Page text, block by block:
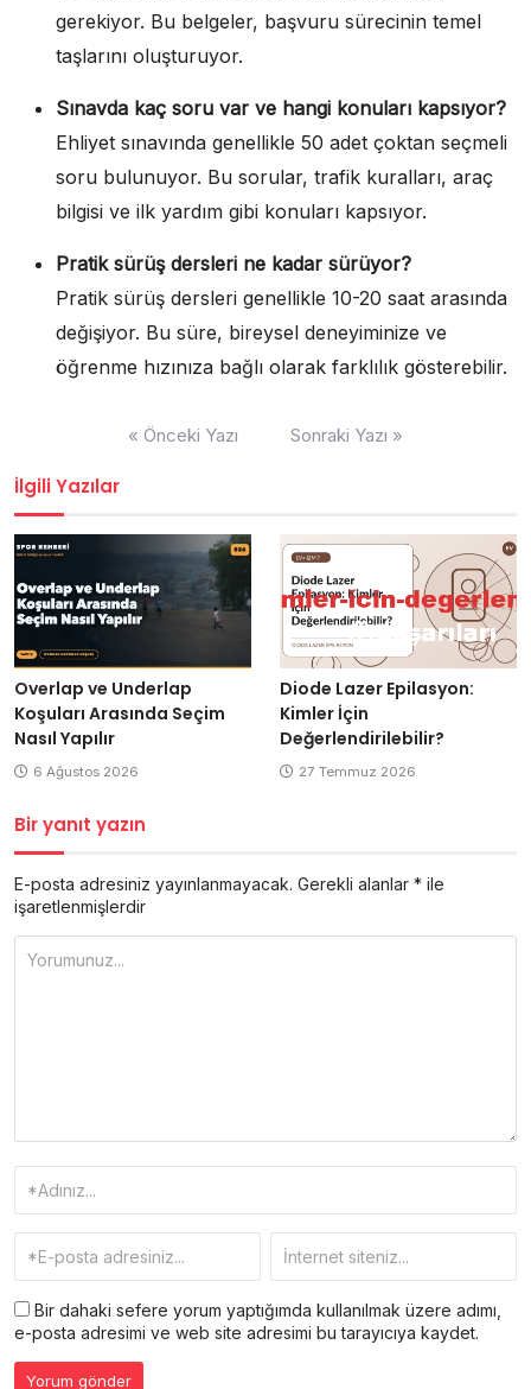
gerekiyor. Bu belgeler, başvuru sürecinin temel
taşlarını oluşturuyor.
Sınavda kaç soru var ve hangi konuları kapsıyor?
Ehliyet sınavında genellikle 50 adet çoktan seçmeli
soru bulunuyor. Bu sorular, trafik kuralları, araç
bilgisi ve ilk yardım gibi konuları kapsıyor.
Pratik sürüş dersleri ne kadar sürüyor?
Pratik sürüş dersleri genellikle 10-20 saat arasında
değişiyor. Bu süre, bireysel deneyiminize ve
öğrenme hızınıza bağlı olarak farklılık gösterebilir.
« Önceki Yazı Sonraki Yazı »
İlgili Yazılar
Overlap ve Underlap
Koşuları Arasında Seçim
Nasıl Yapılır
6 Ağustos 2026
Diode Lazer Epilasyon:
Kimler İçin
Değerlendirilebilir?
27 Temmuz 2026
Bir yanıt yazın
E-posta adresiniz yayınlanmayacak. Gerekli alanlar * ile
işaretlenmişlerdir
Bir dahaki sefere yorum yaptığımda kullanılmak üzere adımı,
e-posta adresimi ve web site adresimi bu tarayıcıya kaydet.